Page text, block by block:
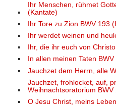
Ihr Menschen, rühmet
(Kantate)
Ihr Tore zu Zion BWV 193
Ihr werdet weinen und
Ihr, die ihr euch von
In allen meinen Taten
Jauchzet dem Herrn, alle
Jauchzet, frohlocket, auf,
Weihnachtsoratorium BWV
O Jesu Christ, meins